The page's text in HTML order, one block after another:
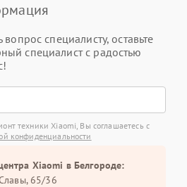
вопрос специалисту, оставьте
специалист с радостью
техники Xiaomi, Вы соглашаетесь с
конфиденциальности
Xiaomi в Белгороде:
65/36